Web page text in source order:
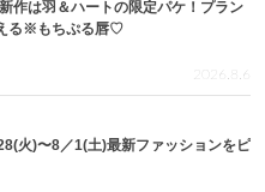
作は羽＆ハートの限定パケ！プラン
る※もちぷる唇♡
2026.8.6
火)〜8／1(土)最新ファッションをピ